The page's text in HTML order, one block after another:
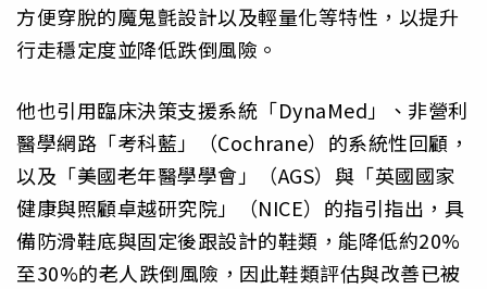
方便穿脫的魔鬼氈設計以及輕量化等特性，以提升
行走穩定度並降低跌倒風險。
他也引用臨床決策支援系統「DynaMed」、非營利
醫學網路「考科藍」（Cochrane）的系統性回顧，
以及「美國老年醫學學會」（AGS）與「英國國家
健康與照顧卓越研究院」（NICE）的指引指出，具
備防滑鞋底與固定後跟設計的鞋類，能降低約20%
至30%的老人跌倒風險，因此鞋類評估與改善已被